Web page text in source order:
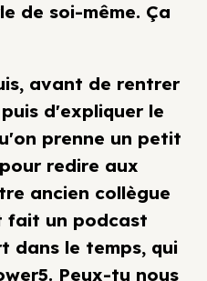
de soi-même. Ça
avant de rentrer
d'expliquer le
prenne un petit
redire aux
ancien collègue
fait un podcast
dans le temps, qui
Peux-tu nous